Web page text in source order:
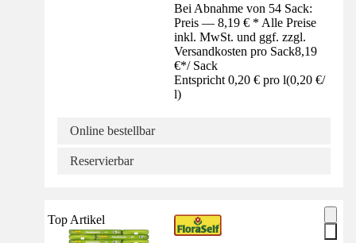
Bei Abnahme von 54 Sack:
Preis — 8,19 € * Alle Preise
inkl. MwSt. und ggf. zzgl.
Versandkosten pro Sack8,19
€*/ Sack
Entspricht 0,20 € pro l(0,20 €/
l)
Online bestellbar
Reservierbar
Top Artikel